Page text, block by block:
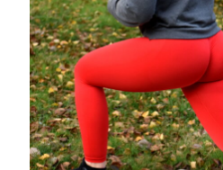
Allmänt(997)
Extrahästar(58)
Hållidej(276)
Heart of Hope(39)
Heart Paal
(216)
Idun(140)
Källhults Spotless(163)
Min Träning(220)